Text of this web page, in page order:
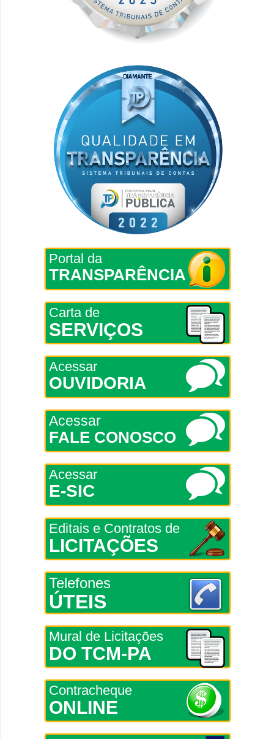
Portal da
TRANSPARÊNCIA
Carta de
SERVIÇOS
Acessar
OUVIDORIA
Acessar
FALE CONOSCO
Acessar
E-SIC
Editais e Contratos de
LICITAÇÕES
Telefones
ÚTEIS
Mural de Licitações
DO TCM-PA
Contracheque
ONLINE